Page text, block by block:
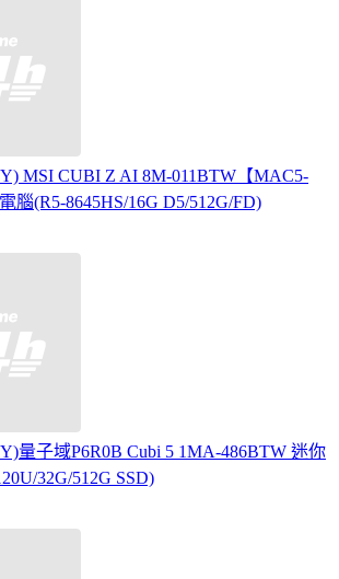
MSI CUBI Z AI 8M-011BTW【MAC5-
腦(R5-8645HS/16G D5/512G/FD)
量子域P6R0B Cubi 5 1MA-486BTW 迷你
32G/512G SSD)